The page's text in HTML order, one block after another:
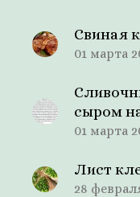
Свиная
01 марта
сыром
01 марта
Лист
28